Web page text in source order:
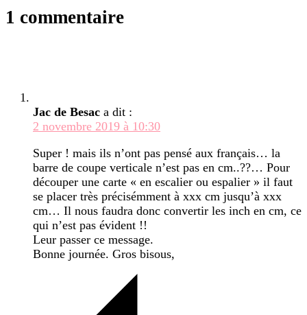
1 commentaire
Jac de Besac a dit :
2 novembre 2019 à 10:30
Super ! mais ils n’ont pas pensé aux français… la
barre de coupe verticale n’est pas en cm..??… Pour
découper une carte « en escalier ou espalier » il faut
se placer très précisémment à xxx cm jusqu’à xxx
cm… Il nous faudra donc convertir les inch en cm, ce
qui n’est pas évident !!
Leur passer ce message.
Bonne journée. Gros bisous,